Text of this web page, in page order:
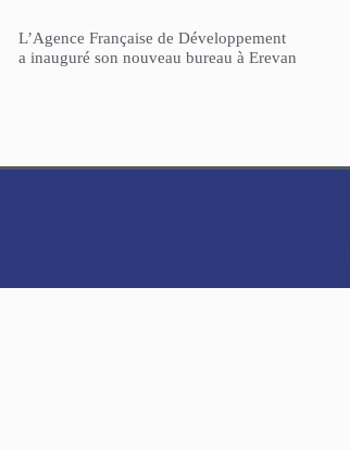
L’Agence Française de Développement
a inauguré son nouveau bureau à Erevan